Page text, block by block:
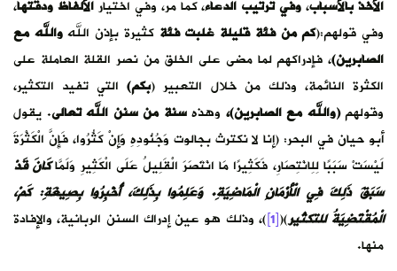
الأخذ بالأسباب،وفي ترتيب الدعاء، كما مر، وفي اختيارالألفاظ ودقتها،
وفي قولهم:(كم من فئة قليلة غلبت فئة كثيرة بإذن اللهوالله مع
الصابرين)، فإدراكهم لما مضى على الخلق من نصر القلة العاملة على
الكثرة النائمة، وذلك من خلال التعبير (بكم)التي تفيد التكثير،
وقولهم(والله مع الصابرين)، وهذهسنة من سنن الله تعالى. يقول
أبو حيان في البحر: (إنا لا نكترث بجالوت وَجُنُودِهِ وَإِنْ كَثُرُوا، فَإِنَّ الْكَثْرَةَ
لَيْسَتْ سَبَبًا لِلِانْتِصَارِ، فَكَثِيرًا مَا انْتَصَرَ الْقَلِيلُ عَلَى الْكَثِيرِ وَلَمَّاكَانَ قَدْ
سَبَقَ ذَلِكَ فِي الْأَزْمَانِ الْمَاضِيَةِ. وَعَلِمُوا بِذَلِكَ، أُخْبِرُوا بِصِيغَةِ: كَمْ،
الْمُقْتَضِيَةُ للتكثير)(
[1] )، وذلك هو عين إدراك السنن الربانية، والإفادة
منها.